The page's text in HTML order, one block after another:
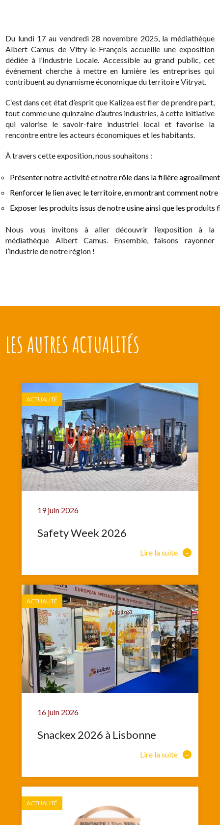
Du lundi 17 au vendredi 28 novembre 2025, la médiathèque
Albert Camus de Vitry-le-François accueille une exposition
dédiée à l’Industrie Locale. Accessible au grand public, cet
événement cherche à mettre en lumière les entreprises qui
contribuent au dynamisme économique du territoire Vitryat.
C’est dans cet état d’esprit que Kalizea est fier de prendre part,
tout comme une quinzaine d’autres industries, à cette initiative
qui valorise le savoir-faire industriel local et favorise la
rencontre entre les acteurs économiques et les habitants.
À travers cette exposition, nous souhaitons :
Présenter notre activité et notre rôle dans la filière
Renforcer le lien avec le territoire, en montrant comment
Exposer les produits issus de notre usine ainsi que les produits
Nous vous invitons à aller découvrir l’exposition à la
médiathèque Albert Camus. Ensemble, faisons rayonner
l’industrie de notre région !
LES AUTRES ACTUALITÉS
ACTUALITÉ
19 juin 2026
Safety Week 2026
Lire la suite
ACTUALITÉ
16 juin 2026
Snackex 2026 à Lisbonne
Lire la suite
ACTUALITÉ